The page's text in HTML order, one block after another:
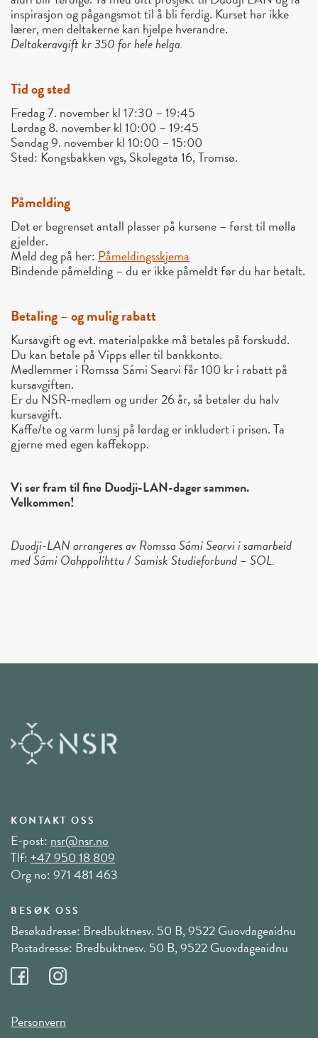
inspirasjon og pågangsmot til å bli ferdig. Kurset har ikke
lærer, men deltakerne kan hjelpe hverandre.
Deltakeravgift kr 350 for hele helga.
Tid og sted
Fredag 7. november kl 17:30 – 19:45
Lørdag 8. november kl 10:00 – 19:45
Søndag 9. november kl 10:00 – 15:00
Sted: Kongsbakken vgs, Skolegata 16, Tromsø.
Påmelding
Det er begrenset antall plasser på kursene – først til mølla
gjelder.
Meld deg på her: Påmeldingsskjema
Bindende påmelding – du er ikke påmeldt før du har betalt.
Betaling – og mulig rabatt
Kursavgift og evt. materialpakke må betales på forskudd.
Du kan betale på Vipps eller til bankkonto.
Medlemmer i Romssa Sámi Searvi får 100 kr i rabatt på
kursavgiften.
Er du NSR-medlem og under 26 år, så betaler du halv
kursavgift.
Kaffe/te og varm lunsj på lørdag er inkludert i prisen. Ta
gjerne med egen kaffekopp.
Vi ser fram til fine Duodji-LAN-dager sammen.
Velkommen!
Duodji-LAN arrangeres av Romssa Sámi Searvi i samarbeid
med Sámi Oahppolihttu / Samisk Studieforbund – SOL.
KONTAKT OSS
E-post:nsr@nsr.no
Tlf:+47 950 18 809
Org no: 971 481 463
BESØK OSS
Besøkadresse: Bredbuktnesv. 50 B, 9522 Guovdageaidnu
Postadresse: Bredbuktnesv. 50 B, 9522 Guovdageaidnu
Personvern